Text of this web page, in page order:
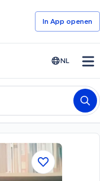
In App openen
NL